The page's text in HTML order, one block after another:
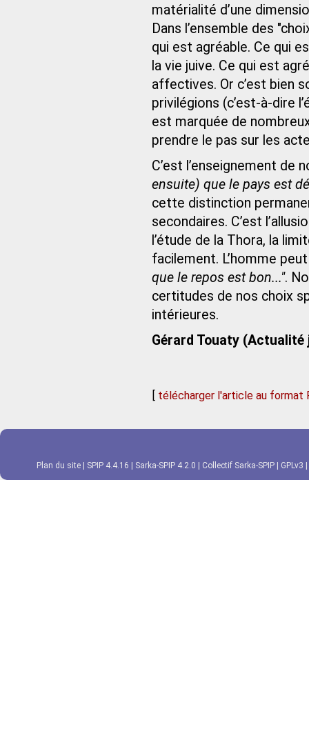
matérialité d’une
Dans l’ensemble des
qui est agréable. Ce qui
la vie juive. Ce qui est
affectives. Or c’est bien
privilégions (c’est-à-dire
est marquée de
prendre le pas sur les
C’est l’enseignement de
ensuite) que le pays est
cette distinction
secondaires. C’est
l’étude de la Thora, la
facilement. L’homme
que le repos est bon...".
certitudes de nos choix
intérieures.
Gérard Touaty (Actualité
[ télécharger l'article au format
Plan du site SPIP 4.4.16 Sarka-SPIP 4.2.0 Collectif Sarka-SPIP GPLv3